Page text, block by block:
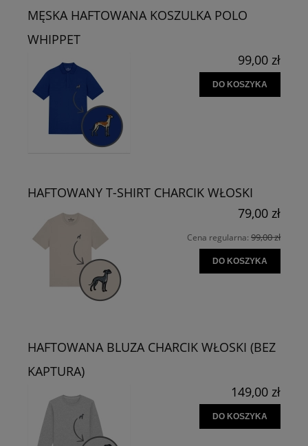
MĘSKA HAFTOWANA KOSZULKA POLO
WHIPPET
99,00 zł
DO KOSZYKA
HAFTOWANY T-SHIRT CHARCIK WŁOSKI
79,00 zł
Cena regularna: 99,00 zł
DO KOSZYKA
HAFTOWANA BLUZA CHARCIK WŁOSKI (BEZ
KAPTURA)
149,00 zł
DO KOSZYKA